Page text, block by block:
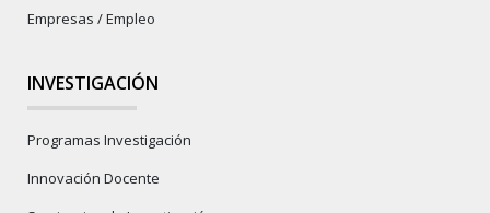
Empresas / Empleo
INVESTIGACIÓN
Programas Investigación
Innovación Docente